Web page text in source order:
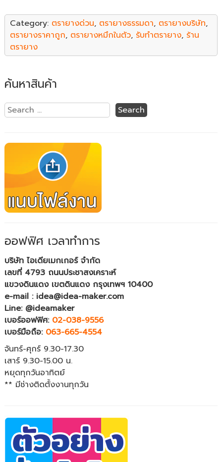
Category: ตรายางด่วน, ตรายางธรรมดา, ตรายางบริษัท,
ตรายางราคาถูก, ตรายางหมึกในตัว, รับทำตรายาง, ร้าน
ตรายาง
ค้นหาสินค้า
ออฟฟิศ เวลาทำการ
บริษัท ไอเดียเมกเกอร์ จำกัด
เลขที่ 4793 ถนนประชาสงเคราะห์
แขวงดินแดง เขตดินแดง กรุงเทพฯ 10400
e-mail : idea@idea-maker.com
Line: @ideamaker
เบอร์ออฟฟิศ: 02-038-9556
เบอร์มือถือ: 063-665-4554
จันทร์-ศุกร์ 9.30-17.30
เสาร์ 9.30-15.00 น.
หยุดทุกวันอาทิตย์
** มีช่างติดตั้งงานทุกวัน